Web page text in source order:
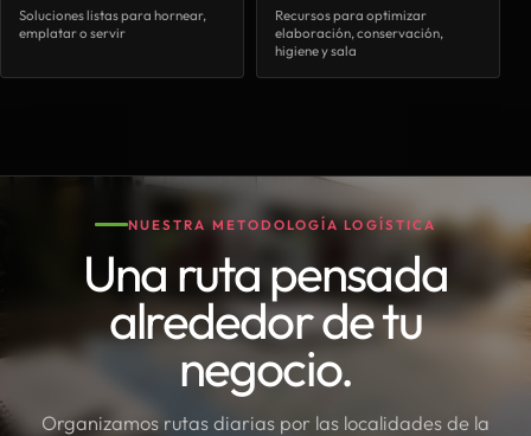
Soluciones listas para hornear,
emplatar o servir
Recursos para optimizar
elaboración, conservación,
higiene y sala
NUESTRA METODOLOGÍA LOGÍSTICA
Una ruta pensada
alrededor de tu
negocio.
Organizamos rutas diarias por las localidades de la